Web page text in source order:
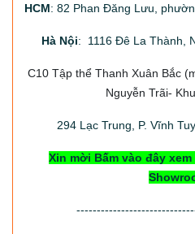
HCM: 82 Phan Đăng Lưu,
Hà Nội: 1116 Đê La Thành,
C10 Tập thể Thanh Xuân Bắc
Nguyễn Trãi-
294Lạc Trung, P. Vĩnh
Xin mời Bấm vào đây